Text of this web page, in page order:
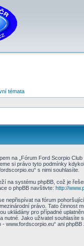
témata
na „Fórum Ford Scorpio
si právo tyto podmínky
s nimi souhlasíte.
na systému phpBB, což je
o phpBB navštivte: http://
nepřispívat na fórum
právo. Tato činnost
ukládány pro případné
nutné. Jako uživatel souhlasíte
- www.fordscorpio.eu“ ani